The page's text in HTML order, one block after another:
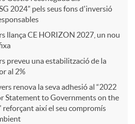
2024” pels seus fons d'inversió
llança CE HORIZON 2027, un nou
preveu una estabilització de la
al 2%
renova la seva adhesió al “2022
Statement to Governments on the
reforçant així el seu compromís